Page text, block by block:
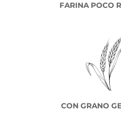
FARINA POCO
CON GRANO